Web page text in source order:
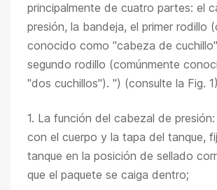
principalmente de cuatro partes: el
presión, la bandeja, el primer rodillo
conocido como "cabeza de
segundo rodillo (comúnmente
"dos cuchillos"). ") (consulte la Fig.
1. La función del cabezal de
con el cuerpo y la tapa del tanque,
tanque en la posición de sellado
que el paquete se caiga dentro;